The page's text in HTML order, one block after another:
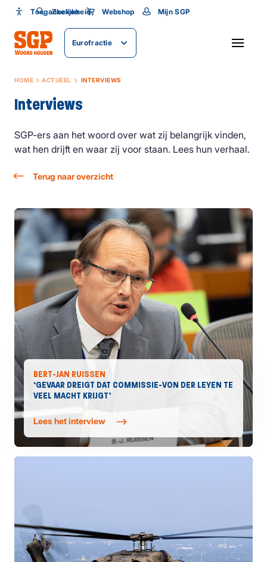
Toegankelijkheid
Toegankelijkheid
Lettergrootte
Zoeken Webshop Mijn SGP
Eurofractie
HOME ACTUEEL INTERVIEWS
Interviews
SGP-ers aan het woord over wat zij belangrijk vinden,
wat hen drijft en waar zij voor staan. Lees hun verhaal.
Terug naar overzicht
BERT-JAN RUISSEN
‘GEVAAR DREIGT DAT COMMISSIE-VON DER LEYEN TE
VEEL MACHT KRIJGT’
Lees het interview